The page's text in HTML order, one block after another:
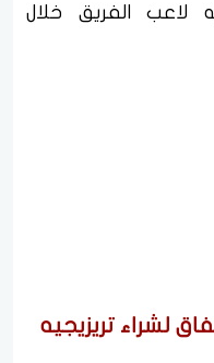
لاعب الفريق خلال
لشراء تريزيجيه